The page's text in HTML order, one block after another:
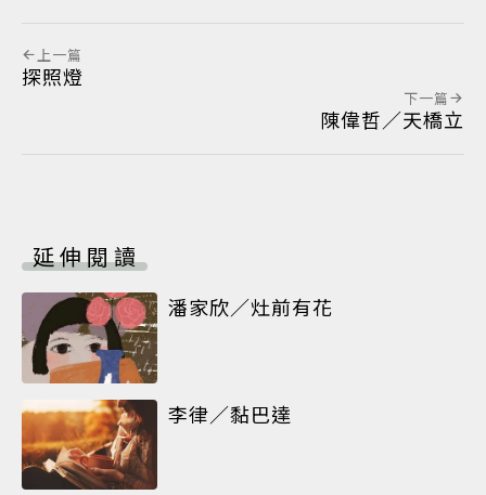
上一篇
探照燈
下一篇
陳偉哲／天橋立
延伸閱讀
潘家欣／灶前有花
李律／黏巴達